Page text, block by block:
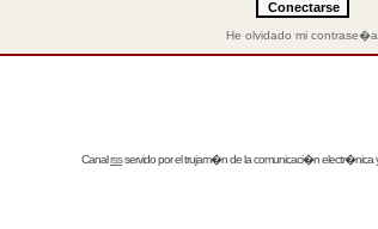
He olvidado mi contrase�a
Canalrssservido por eltrujam�nde la comunicaci�n electr�nica